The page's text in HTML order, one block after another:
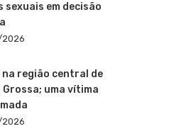
sexuais em decisão
na região central de
Grossa; uma vítima